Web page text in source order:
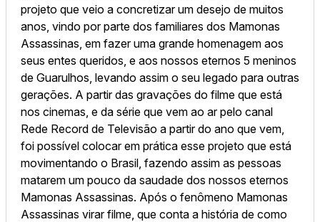
projeto que veio a concretizar um desejo de muitos
anos, vindo por parte dos familiares dos Mamonas
Assassinas, em fazer uma grande homenagem aos
seus entes queridos, e aos nossos eternos 5 meninos
de Guarulhos, levando assim o seu legado para outras
gerações. A partir das gravações do filme que está
nos cinemas, e da série que vem ao ar pelo canal
Rede Record de Televisão a partir do ano que vem,
foi possível colocar em prática esse projeto que está
movimentando o Brasil, fazendo assim as pessoas
matarem um pouco da saudade dos nossos eternos
Mamonas Assassinas. Após o fenômeno Mamonas
Assassinas virar filme, que conta a história de como